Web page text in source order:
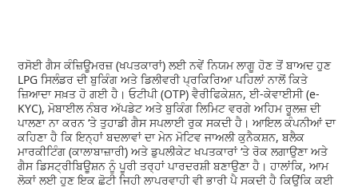
ਰਸੋਈ ਗੈਸ ਕੰਜ਼ਿਊਮਰਜ਼ (ਖਪਤਕਾਰਾਂ) ਲਈ ਨਵੇਂ ਨਿਯਮ ਲਾਗੂ ਹੋਣ ਤੋਂ ਬਾਅਦ ਹੁਣ
LPG ਸਿਲੰਡਰ ਦੀ ਬੁਕਿੰਗ ਅਤੇ ਡਿਲੀਵਰੀ ਪ੍ਰਕਿਰਿਆ ਪਹਿਲਾਂ ਨਾਲੋਂ ਕਿਤੇ
ਜ਼ਿਆਦਾ ਸਖ਼ਤ ਹੋ ਗਈ ਹੈ। ਓਟੀਪੀ (OTP) ਵੈਰੀਫਿਕੇਸ਼ਨ, ਈ-ਕੇਵਾਈਸੀ (e-
KYC), ਮੋਬਾਈਲ ਨੰਬਰ ਅੱਪਡੇਟ ਅਤੇ ਬੁਕਿੰਗ ਲਿਮਿਟ ਵਰਗੇ ਅਹਿਮ ਰੂਲਜ਼ ਦੀ
ਪਾਲਣਾ ਨਾ ਕਰਨ ‘ਤੇ ਤੁਹਾਡੀ ਗੈਸ ਸਪਲਾਈ ਰੁਕ ਸਕਦੀ ਹੈ। ਆਇਲ ਕੰਪਨੀਆਂ ਦਾ
ਕਹਿਣਾ ਹੈ ਕਿ ਇਨ੍ਹਾਂ ਬਦਲਾਵਾਂ ਦਾ ਮੇਨ ਮੋਟਿਵ ਜਾਅਲੀ ਕੁਨੈਕਸ਼ਨ, ਬਲੈਕ
ਮਾਰਕੀਟਿੰਗ (ਕਾਲਾਬਾਜ਼ਾਰੀ) ਅਤੇ ਡੁਪਲੀਕੇਟ ਖਪਤਕਾਰਾਂ ‘ਤੇ ਰੋਕ ਲਗਾਉਣਾ ਅਤੇ
ਗੈਸ ਡਿਸਟ੍ਰੀਬਿਊਸ਼ਨ ਨੂੰ ਪੂਰੀ ਤਰ੍ਹਾਂ ਪਾਰਦਰਸ਼ੀ ਬਣਾਉਣਾ ਹੈ। ਹਾਲਾਂਕਿ, ਆਮ
ਲੋਕਾਂ ਲਈ ਹੁਣ ਇਕ ਛੋਟੀ ਜਿਹੀ ਲਾਪਰਵਾਹੀ ਵੀ ਭਾਰੀ ਪੈ ਸਕਦੀ ਹੈ ਕਿਉਂਕਿ ਕਈ